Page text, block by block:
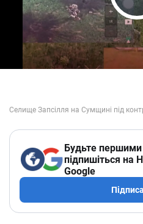
Будьте першими
підпишіться на
Google